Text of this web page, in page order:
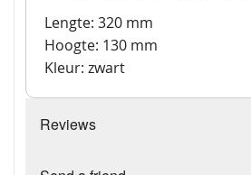
Lengte: 320 mm
Hoogte: 130 mm
Kleur: zwart
Reviews